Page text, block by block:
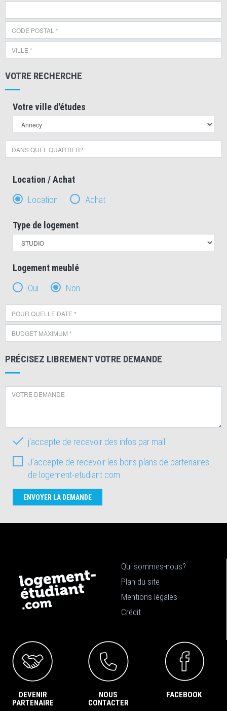
VOTRE RECHERCHE
Votre ville d'études
Location / Achat
Location
Achat
Type de logement
Logement meublé
Oui
Non
PRÉCISEZ LIBREMENT VOTRE DEMANDE
j'accepte de recevoir des infos par mail
J’accepte de recevoir les bons plans de partenaires
de logement-etudiant.com
ENVOYER LA DEMANDE
Qui sommes-nous?
Plan du site
Mentions légales
Crédit
DEVENIR
PARTENAIRE
NOUS
CONTACTER
FACEBOOK